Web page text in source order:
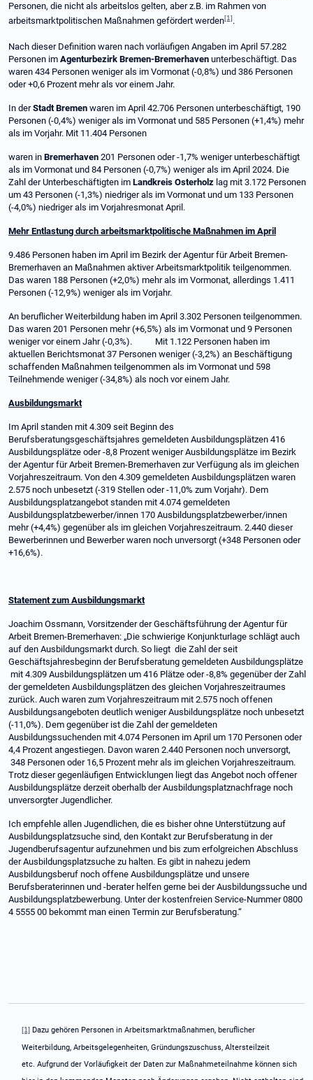
Personen, die nicht als arbeitslos gelten, aber z.B. im Rahmen von
arbeitsmarktpolitischen Maßnahmen gefördert werden[1].
Nach dieser Definition waren nach vorläufigen Angaben im April 57.282
Personen im Agenturbezirk Bremen-Bremerhaven unterbeschäftigt. Das
waren 434 Personen weniger als im Vormonat (-0,8%) und 386 Personen
oder +0,6 Prozent mehr als vor einem Jahr.
In derStadt Bremen waren im April 42.706 Personen unterbeschäftigt, 190
Personen (-0,4%) weniger als im Vormonat und 585 Personen (+1,4%) mehr
als im Vorjahr. Mit 11.404 Personen
waren in Bremerhaven 201 Personen oder -1,7% weniger unterbeschäftigt
als im Vormonat und 84 Personen (-0,7%) weniger als im April 2024. Die
Zahl der Unterbeschäftigten im Landkreis Osterholz lag mit 3.172 Personen
um 43 Personen (-1,3%) niedriger als im Vormonat und um 133 Personen
(-4,0%) niedriger als im Vorjahresmonat April.
Mehr Entlastung durch arbeitsmarktpolitische Maßnahmen im April
9.486 Personen haben im April im Bezirk der Agentur für Arbeit Bremen-
Bremerhaven an Maßnahmen aktiver Arbeitsmarktpolitik teilgenommen.
Das waren 188 Personen (+2,0%) mehr als im Vormonat, allerdings 1.411
Personen (-12,9%) weniger als im Vorjahr.
An beruflicher Weiterbildung haben im April 3.302 Personen teilgenommen.
Das waren 201 Personen mehr (+6,5%) als im Vormonat und 9 Personen
weniger vor einem Jahr (-0,3%). Mit 1.122 Personen haben im
aktuellen Berichtsmonat 37 Personen weniger (-3,2%) an Beschäftigung
schaffenden Maßnahmen teilgenommen als im Vormonat und 598
Teilnehmende weniger (-34,8%) als noch vor einem Jahr.
Ausbildungsmarkt
Im April standen mit 4.309 seit Beginn des
Berufsberatungsgeschäftsjahres gemeldeten Ausbildungsplätzen 416
Ausbildungsplätze oder -8,8 Prozent weniger Ausbildungsplätze im Bezirk
der Agentur für Arbeit Bremen-Bremerhaven zur Verfügung als im gleichen
Vorjahreszeitraum. Von den 4.309 gemeldeten Ausbildungsplätzen waren
2.575 noch unbesetzt (-319 Stellen oder -11,0% zum Vorjahr). Dem
Ausbildungsplatzangebot standen mit 4.074 gemeldeten
Ausbildungsplatzbewerber/innen 170 Ausbildungsplatzbewerber/innen
mehr (+4,4%) gegenüber als im gleichen Vorjahreszeitraum. 2.440 dieser
Bewerberinnen und Bewerber waren noch unversorgt (+348 Personen oder
+16,6%).
Statement zum Ausbildungsmarkt
Joachim Ossmann, Vorsitzender der Geschäftsführung der Agentur für
Arbeit Bremen-Bremerhaven: „Die schwierige Konjunkturlage schlägt auch
auf den Ausbildungsmarkt durch. So liegt die Zahl der seit
Geschäftsjahresbeginn der Berufsberatung gemeldeten Ausbildungsplätze
mit 4.309 Ausbildungsplätzen um 416 Plätze oder -8,8% gegenüber der Zahl
der gemeldeten Ausbildungsplätzen des gleichen Vorjahreszeitraumes
zurück. Auch waren zum Vorjahreszeitraum mit 2.575 noch offenen
Ausbildungsangeboten deutlich weniger Ausbildungsplätze noch unbesetzt
(-11,0%). Dem gegenüber ist die Zahl der gemeldeten
Ausbildungssuchenden mit 4.074 Personen im April um 170 Personen oder
4,4 Prozent angestiegen. Davon waren 2.440 Personen noch unversorgt,
348 Personen oder 16,5 Prozent mehr als im gleichen Vorjahreszeitraum.
Trotz dieser gegenläufigen Entwicklungen liegt das Angebot noch offener
Ausbildungsplätze derzeit oberhalb der Ausbildungsplatznachfrage noch
unversorgter Jugendlicher.
Ich empfehle allen Jugendlichen, die es bisher ohne Unterstützung auf
Ausbildungsplatzsuche sind, den Kontakt zur Berufsberatung in der
Jugendberufsagentur aufzunehmen und bis zum erfolgreichen Abschluss
der Ausbildungsplatzsuche zu halten. Es gibt in nahezu jedem
Ausbildungsberuf noch offene Ausbildungsplätze und unsere
Berufsberaterinnen und -berater helfen gerne bei der Ausbildungssuche und
Ausbildungsplatzbewerbung. Unter der kostenfreien Service-Nummer 0800
4 5555 00 bekommt man einen Termin zur Berufsberatung.“
[1]Dazu gehören Personen in Arbeitsmarktmaßnahmen, beruflicher
Weiterbildung, Arbeitsgelegenheiten, Gründungszuschuss, Altersteilzeit
etc. Aufgrund der Vorläufigkeit der Daten zur Maßnahmeteilnahme können sich